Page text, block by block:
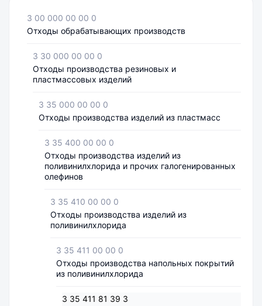
3 00 000 00 00 0
Отходы обрабатывающих производств
3 30 000 00 00 0
Отходы производства резиновых и
пластмассовых изделий
3 35 000 00 00 0
Отходы производства изделий из пластмасс
3 35 400 00 00 0
Отходы производства изделий из
поливинилхлорида и прочих галогенированных
олефинов
3 35 410 00 00 0
Отходы производства изделий из
поливинилхлорида
3 35 411 00 00 0
Отходы производства напольных покрытий
из поливинилхлорида
3 35 411 81 39 3